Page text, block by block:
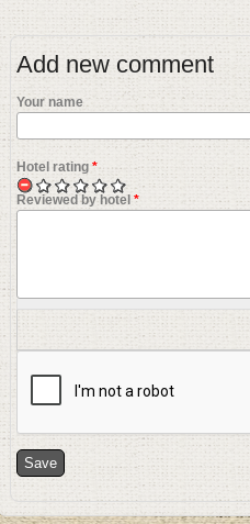
Add new comment
Your name
Hotel rating *
Reviewed by hotel *